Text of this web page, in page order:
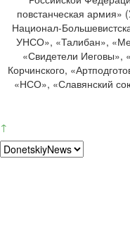
повстанческая
Национал-
УНСО», «Талибан»,
«Свидетели Иеговы»,
Корчинского,
«НСО», «Славянский
↑